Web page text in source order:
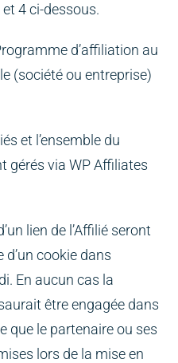
4 ci-dessous.
d’affiliation au
(société ou entreprise)
et l’ensemble du
gérés via WP Affiliates
lien de l’Affilié seront
cookie dans
En aucun cas la
être engagée dans
que le partenaire ou ses
lors de la mise en